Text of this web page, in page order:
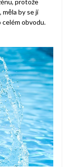
protože
měla by se jí
obvodu.